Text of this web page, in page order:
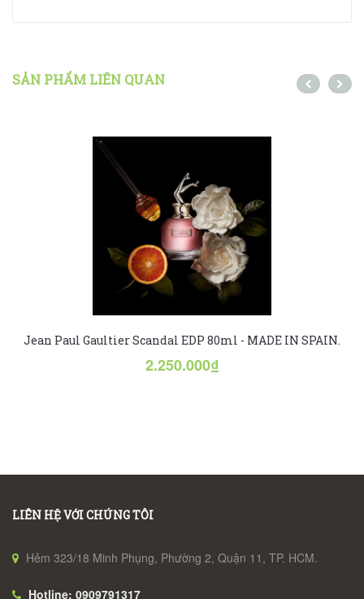
SẢN PHẨM LIÊN QUAN
Jean Paul Gaultier Scandal EDP 80ml - MADE IN SPAIN.
2.250.000₫
LIÊN HỆ VỚI CHÚNG TÔI
Hẻm 323/18 Minh Phụng, Phường 2, Quận 11, TP. HCM.
Hotline: 0909791317